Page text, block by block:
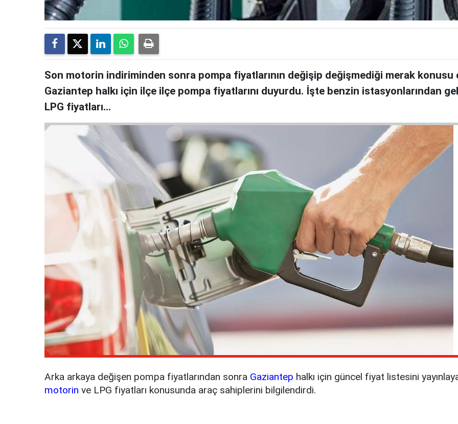
Son motorin indiriminden sonra pompa fiyatlarının değişip değişmediği merak
Gaziantep halkı için ilçe ilçe pompa fiyatlarını duyurdu. İşte benzin istasyonlarından
LPG fiyatları…
Arka arkaya değişen pompa fiyatlarından sonra Gaziantep halkı için güncel fiyat listesini
motorin ve LPG fiyatları konusunda araç sahiplerini bilgilendirdi.